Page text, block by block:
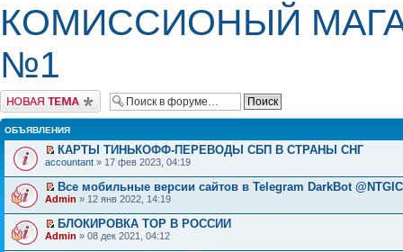
КОМИССИОНЫЙ
№1
Начать новую тему
ОБЪЯВЛЕНИЯ
КАРТЫ ТИНЬКОФФ-ПЕРЕВОДЫ СБП В СТРАНЫ СНГ
accountant » 17 фев 2023, 04:19
Все мобильные версии сайтов в Telegram DarkBot
Admin » 12 янв 2022, 14:19
БЛОКИРОВКА ТОР В РОССИИ
Admin » 08 дек 2021, 04:12